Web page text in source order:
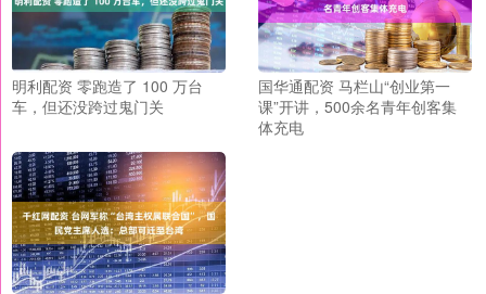
明利配资 零跑造了 100 万台
车，但还没跨过鬼门关
国华通配资 马栏山“创业第一
课”开讲，500余名青年创客集
体充电